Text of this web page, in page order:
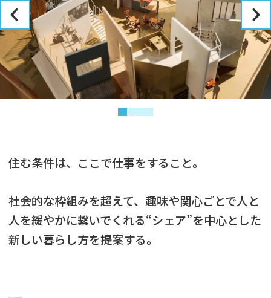
住む条件は、ここで仕事をすること。
社会的な枠組みを超えて、趣味や関心ごとで人と
人を緩やかに繋いでくれる“シェア”を中心とした
新しい暮らし方を提案する。